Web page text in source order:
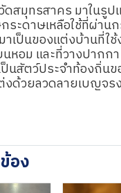
ดสมุทรสาคร มาในรู
ระดาษเหลือใช้ที่ผ่าน
าเป็นของแต่งบ้านที่ใ
หอม และที่วางปากก
นสัตว์ประจำท้องถิ่น
ด้วยลวดลายเบญจร
อง